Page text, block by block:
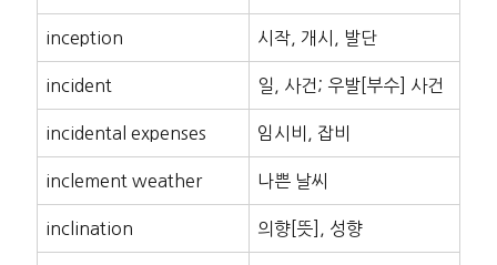
inception 시작, 개시, 발단
incident 일, 사건; 우발[부수] 사건
incidental expenses 임시비, 잡비
inclement weather 나쁜 날씨
inclination 의향[뜻], 성향